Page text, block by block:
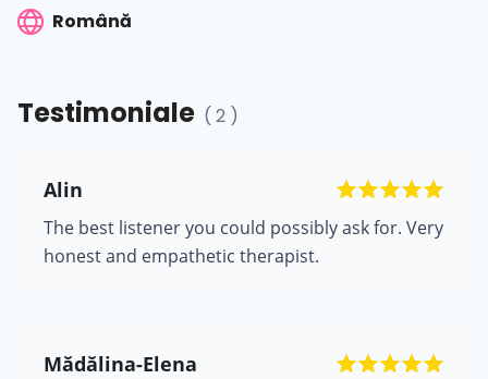
Română
Testimoniale ( 2 )
Alin
The best listener you could possibly ask for. Very
honest and empathetic therapist.
Mădălina-Elena